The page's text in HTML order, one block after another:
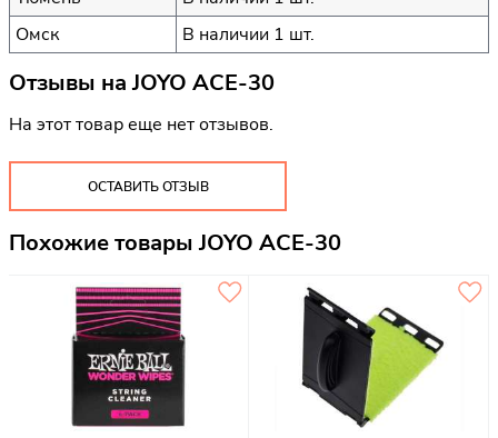
Омск
В наличии 1 шт.
Отзывы наJOYO ACE-30
На этот товар еще нет отзывов.
ОСТАВИТЬ ОТЗЫВ
Похожие товары JOYO ACE-30